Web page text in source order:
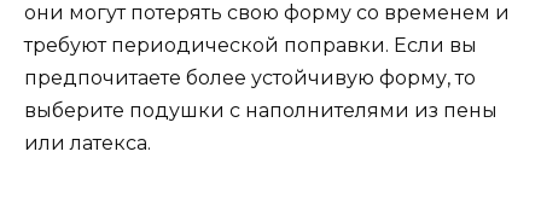
они могут потерять свою форму со временем и
требуют периодической поправки. Если вы
предпочитаете более устойчивую форму, то
выберите подушки с наполнителями из пены
или латекса.